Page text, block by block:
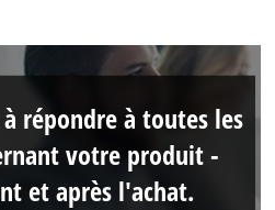
répondre à toutes les
votre produit -
et après l'achat.